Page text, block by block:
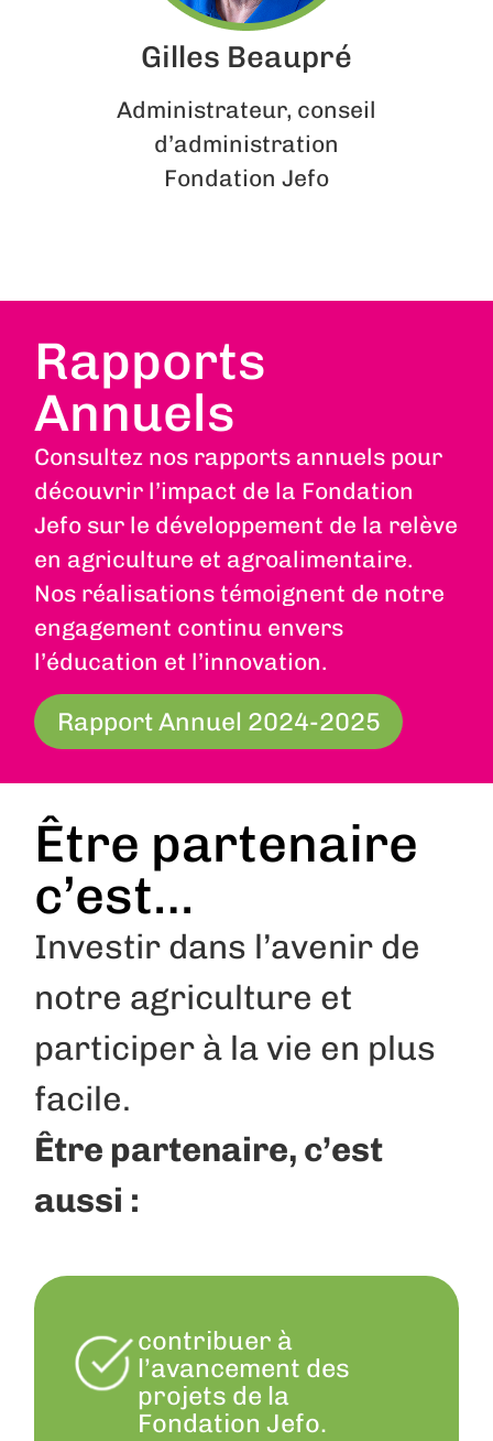
Gilles Beaupré
Administrateur, conseil
d’administration
Fondation Jefo
Rapports
Annuels
Consultez nos rapports annuels pour
découvrir l’impact de la Fondation
Jefo sur le développement de la relève
en agriculture et agroalimentaire.
Nos réalisations témoignent de notre
engagement continu envers
l’éducation et l’innovation.
Rapport Annuel 2024-2025
Être partenaire
c’est…
Investir dans l’avenir de
notre agriculture et
participer à la vie en plus
facile.
Être partenaire, c’est
aussi :
contribuer à
l’avancement des
projets de la
Fondation Jefo.